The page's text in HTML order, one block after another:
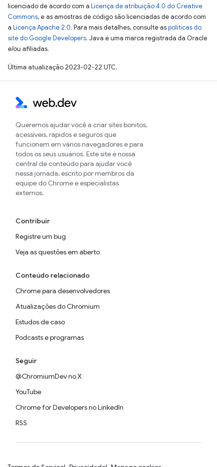
licenciado de acordo com a Licença de atribuição 4.0 do Creative
Commons, e as amostras de código são licenciadas de acordo com
a Licença Apache 2.0. Para mais detalhes, consulte aspolíticas do
site do Google Developers. Java é uma marca registrada da Oracle
e/ou afiliadas.
Última atualização 2023-02-22 UTC.
Queremos ajudar você a criar sites bonitos,
acessíveis, rápidos e seguros que
funcionem em vários navegadores e para
todos os seus usuários. Este site é nossa
central de conteúdo para ajudar você
nessa jornada, escrito por membros da
equipe do Chrome e especialistas
externos.
Contribuir
Registre um bug
Veja as questões em aberto
Conteúdo relacionado
Chrome para desenvolvedores
Atualizações do Chromium
Estudos de caso
Podcasts e programas
Seguir
@ChromiumDev no X
YouTube
Chrome for Developers no LinkedIn
RSS